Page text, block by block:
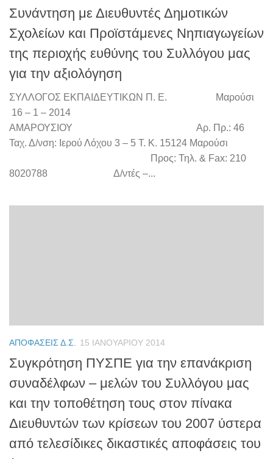
Συνάντηση με Διευθυντές Δημοτικών
Σχολείων και Προϊστάμενες Νηπιαγωγείων
της περιοχής ευθύνης του Συλλόγου μας
για την αξιολόγηση
ΣΥΛΛΟΓΟΣ ΕΚΠΑΙΔΕΥΤΙΚΩΝ Π. Ε. Μαρούσι
16 – 1 – 2014
ΑΜΑΡΟΥΣΙΟΥ Αρ. Πρ.: 46
Ταχ. Δ/νση: Ιερού Λόχου 3 – 5 Τ. Κ. 15124 Μαρούσι
Προς: Τηλ. & Fax: 210
8020788 Δ/ντές –...
ΑΠΟΦΆΣΕΙΣ Δ.Σ. 15 ΙΑΝΟΥΑΡΊΟΥ 2014
Συγκρότηση ΠΥΣΠΕ για την επανάκριση
συναδέλφων – μελών του Συλλόγου μας
και την τοποθέτηση τους στον πίνακα
Διευθυντών των κρίσεων του 2007 ύστερα
από τελεσίδικες δικαστικές αποφάσεις του